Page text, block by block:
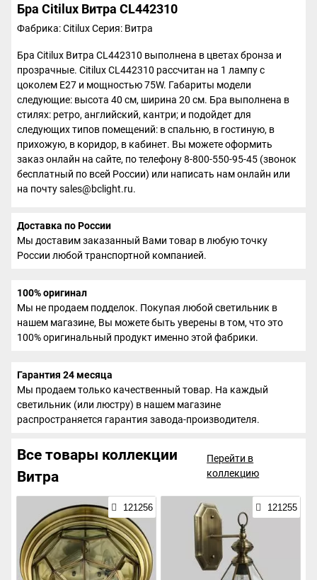
Бра Citilux Витра CL442310
Фабрика: CitiluxСерия: Витра
Бра Citilux Витра CL442310 выполнена в цветах бронза и
прозрачные. Citilux CL442310 рассчитан на 1 лампу с
цоколем E27 и мощностью 75W. Габариты модели
следующие: высота 40 см, ширина 20 см. Бра выполнена в
стилях: ретро, английский, кантри; и подойдет для
следующих типов помещений: в спальню, в гостиную, в
прихожую, в коридор, в кабинет. Вы можете оформить
заказ онлайн на сайте, по телефону 8-800-550-95-45 (звонок
бесплатный по всей России) или написать нам онлайн или
на почту sales@bclight.ru.
Доставка по России
Мы доставим заказанный Вами товар в любую точку
России любой транспортной компанией.
100% оригинал
Мы не продаем подделок. Покупая любой светильник в
нашем магазине, Вы можете быть уверены в том, что это
100% оригинальный продукт именно этой фабрики.
Гарантия 24 месяца
Мы продаем только качественный товар. На каждый
светильник (или люстру) в нашем магазине
распространяется гарантия завода-производителя.
Все товары коллекции
Витра
Перейти в
коллекцию
121256 121255